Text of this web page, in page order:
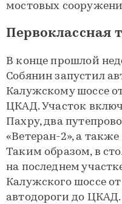
мостовых
Первоклассная
В конце прошлой
Собянин запустил
Калужскому шоссе
ЦКАД. Участок
Пахру, два
«Ветеран-2», а
Таким образом, в
на последнем
Калужского шоссе
автодороги до ЦКАД.